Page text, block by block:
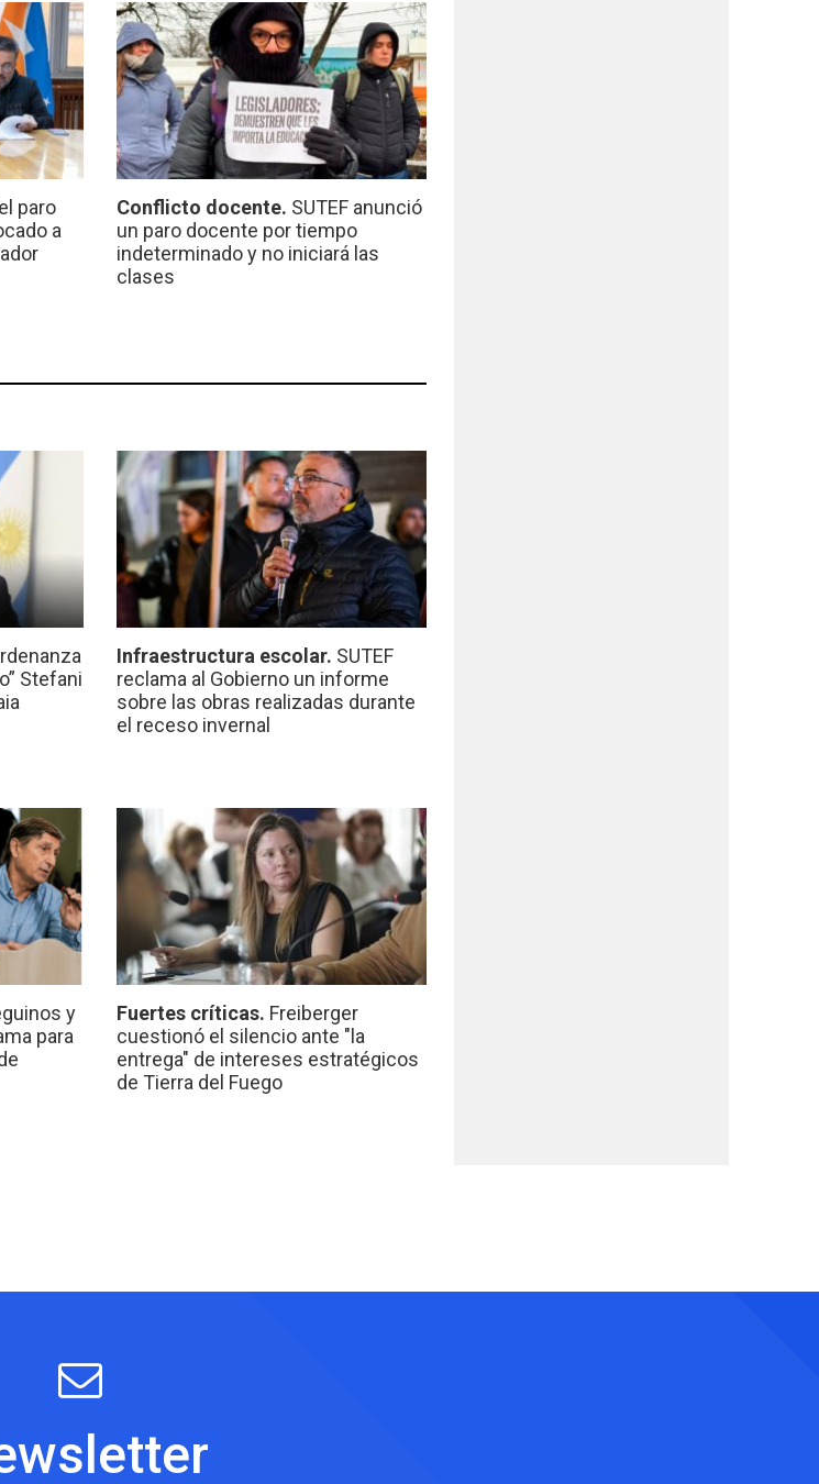
paro
a
Conflicto docente. SUTEF anunció
un paro docente por tiempo
indeterminado y no iniciará las
clases
Stefani
Infraestructura escolar. SUTEF
reclama al Gobierno un informe
sobre las obras realizadas durante
el receso invernal
y
para
Fuertes críticas. Freiberger
cuestionó el silencio ante "la
entrega" de intereses estratégicos
de Tierra del Fuego